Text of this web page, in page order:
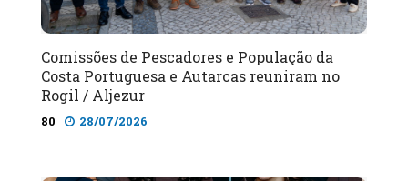
Comissões de Pescadores e População da
Costa Portuguesa e Autarcas reuniram no
Rogil / Aljezur
80 28/07/2026